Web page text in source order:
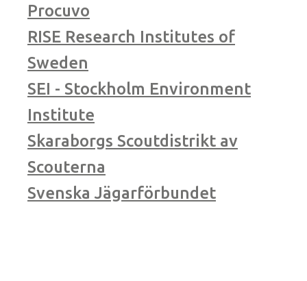
Procuvo
RISE Research Institutes of
Sweden
SEI - Stockholm Environment
Institute
Skaraborgs Scoutdistrikt av
Scouterna
Svenska Jägarförbundet